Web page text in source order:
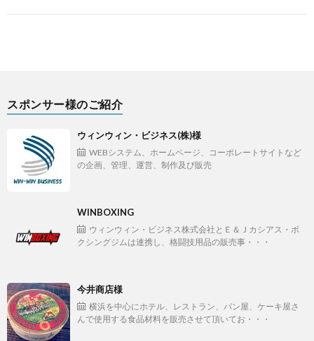
スポンサー様のご紹介
ウィンウィン・ビジネス(株)様
WEBシステム、ホームページ、コーポレートサイトなど
の企画、管理、運営、制作及び販売
WINBOXING
ウィンウィン・ビジネス株式会社とＥ＆Ｊカシアス・ボ
クシングジムは連携し、格闘技用品の販売事・・・
今井商店様
横浜を中心にホテル、レストラン、パン屋、ケーキ屋さ
んで使用する食品材料を販売させて頂いてお・・・